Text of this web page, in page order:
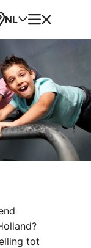
NL Menu
tot